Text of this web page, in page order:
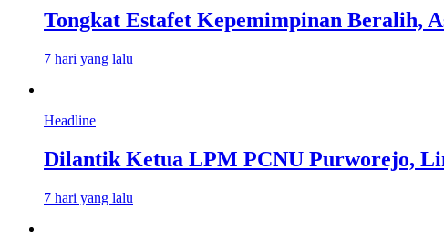
Tongkat Estafet Kepemimpinan Beralih,
7 hari yang lalu
Headline
Dilantik Ketua LPM PCNU Purworejo,
7 hari yang lalu